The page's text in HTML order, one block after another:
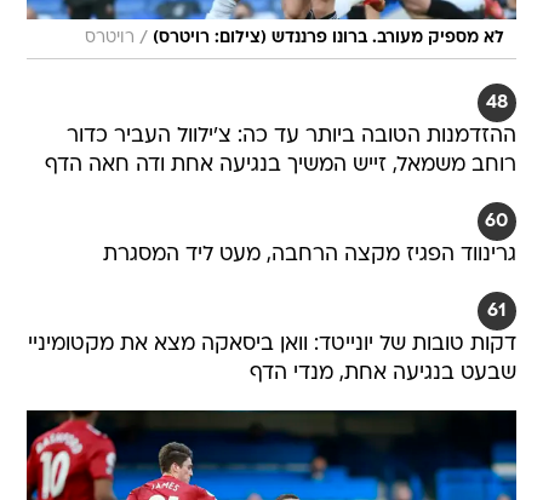
לא מספיק מעורב. ברונו פרננדש (צילום: רויטרס) / רויטרס
48
ההזדמנות הטובה ביותר עד כה: צ'ילוול העביר כדור
רוחב משמאל, זייש המשיך בנגיעה אחת ודה חאה הדף
60
גרינווד הפגיז מקצה הרחבה, מעט ליד המסגרת
61
דקות טובות של יונייטד: וואן ביסאקה מצא את מקטומיניי
שבעט בנגיעה אחת, מנדי הדף